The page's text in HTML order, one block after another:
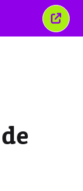
esta